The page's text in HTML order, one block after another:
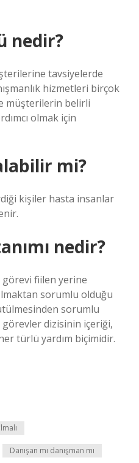
nedir?
tavsiyelerde
hizmetleri birçok
müşterilerin belirli
olmak için
mi?
kişiler hasta insanlar
nedir?
görevi fiilen yerine
sorumlu olduğu
sorumlu
görevler dizisinin içeriği,
türlü yardım biçimidir.
Danışan mı danışman mı